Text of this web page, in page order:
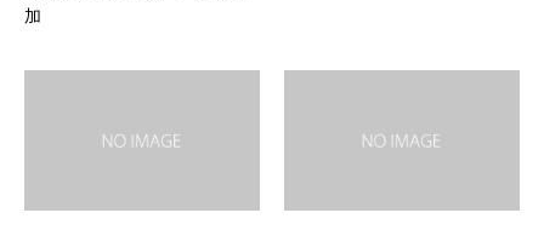
加